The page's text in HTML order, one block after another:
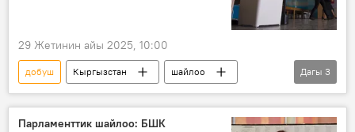
29 Жетинин айы 2025, 10:00
добуш Кыргызстан
шайлоо
БШК
парламент
Жогорку Кеңеш шайлоосу — 2025
Дагы 3
Парламенттик шайлоо: БШК